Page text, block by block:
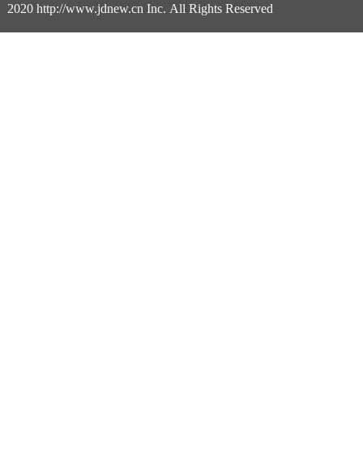
2020 http://www.jdnew.cn Inc. All Rights Reserved